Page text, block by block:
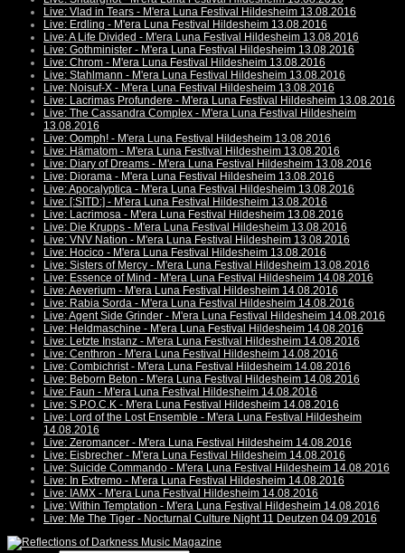
Live: Vlad in Tears - M'era Luna Festival Hildesheim 13.08.2016
Live: Erdling - M'era Luna Festival Hildesheim 13.08.2016
Live: A Life Divided - M'era Luna Festival Hildesheim 13.08.2016
Live: Gothminister - M'era Luna Festival Hildesheim 13.08.2016
Live: Chrom - M'era Luna Festival Hildesheim 13.08.2016
Live: Stahlmann - M'era Luna Festival Hildesheim 13.08.2016
Live: Noisuf-X - M'era Luna Festival Hildesheim 13.08.2016
Live: Lacrimas Profundere - M'era Luna Festival Hildesheim 13.08.2016
Live: The Cassandra Complex - M'era Luna Festival Hildesheim
13.08.2016
Live: Oomph! - M'era Luna Festival Hildesheim 13.08.2016
Live: Hämatom - M'era Luna Festival Hildesheim 13.08.2016
Live: Diary of Dreams - M'era Luna Festival Hildesheim 13.08.2016
Live: Diorama - M'era Luna Festival Hildesheim 13.08.2016
Live: Apocalyptica - M'era Luna Festival Hildesheim 13.08.2016
Live: [:SITD:] - M'era Luna Festival Hildesheim 13.08.2016
Live: Lacrimosa - M'era Luna Festival Hildesheim 13.08.2016
Live: Die Krupps - M'era Luna Festival Hildesheim 13.08.2016
Live: VNV Nation - M'era Luna Festival Hildesheim 13.08.2016
Live: Hocico - M'era Luna Festival Hildesheim 13.08.2016
Live: Sisters of Mercy - M'era Luna Festival Hildesheim 13.08.2016
Live: Essence of Mind - M'era Luna Festival Hildesheim 14.08.2016
Live: Aeverium - M'era Luna Festival Hildesheim 14.08.2016
Live: Rabia Sorda - M'era Luna Festival Hildesheim 14.08.2016
Live: Agent Side Grinder - M'era Luna Festival Hildesheim 14.08.2016
Live: Heldmaschine - M'era Luna Festival Hildesheim 14.08.2016
Live: Letzte Instanz - M'era Luna Festival Hildesheim 14.08.2016
Live: Centhron - M'era Luna Festival Hildesheim 14.08.2016
Live: Combichrist - M'era Luna Festival Hildesheim 14.08.2016
Live: Beborn Beton - M'era Luna Festival Hildesheim 14.08.2016
Live: Faun - M'era Luna Festival Hildesheim 14.08.2016
Live: S.P.O.C.K - M'era Luna Festival Hildesheim 14.08.2016
Live: Lord of the Lost Ensemble - M'era Luna Festival Hildesheim
14.08.2016
Live: Zeromancer - M'era Luna Festival Hildesheim 14.08.2016
Live: Eisbrecher - M'era Luna Festival Hildesheim 14.08.2016
Live: Suicide Commando - M'era Luna Festival Hildesheim 14.08.2016
Live: In Extremo - M'era Luna Festival Hildesheim 14.08.2016
Live: IAMX - M'era Luna Festival Hildesheim 14.08.2016
Live: Within Temptation - M'era Luna Festival Hildesheim 14.08.2016
Live: Me The Tiger - Nocturnal Culture Night 11 Deutzen 04.09.2016